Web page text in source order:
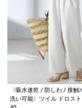
〈吸水速乾 / 防しわ / 接触
洗い可能〉ツイル ドロス